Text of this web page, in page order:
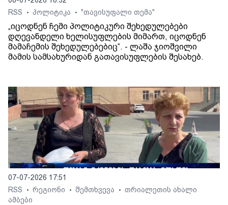
RSS
• პოლიტიკა • "თავისუფალი თემა"
„იცოდნენ ჩემი პოლიტიკური შეხედულებები
დღევანდელი ხელისუფლების მიმართ, იცოდნენ
მამაჩემის შეხედულებებიც“. - ლაშა ჯიოშვილი
მამის სამსახურიდან გათავისუფლების შესახებ.
07-07-2026 17:51
RSS
• რეგიონი • შემთხვევა • თრიალეთის ახალი
ამბები